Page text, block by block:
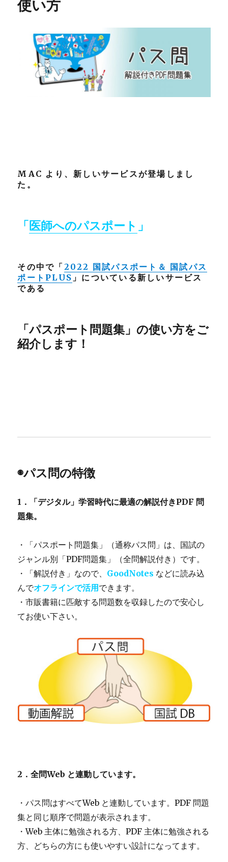
プ
で
き
ま
す
に
使い方
MAC より、新しいサービスが登場しまし
た。
「医師へのパスポート 」
その中で「 2022 国試パスポート＆ 国試パス
ポートPLUS 」についている新しいサービス
である
「パスポート問題集」 の使い方をご
紹介します！
◉パス問の特徴
1．「デジタル」学習時代に最適の解説付きPDF 問
題集。
・「パスポート問題集」（通称パス問」は、国試の
ジャンル別「PDF問題集」（全問解説付き）です。
・「解説付き」なので、 GoodNotes などに読み込
んでオフラインで活用 できます。
・市販書籍に匹敵する問題数を収録したので安心し
てお使い下さい。
2．全問Web と連動しています。
・パス問はすべてWeb と連動しています。PDF 問題
集と同じ順序で問題が表示されます。
・Web 主体に勉強される方、PDF 主体に勉強される
方、どちらの方にも使いやすい設計になってます。